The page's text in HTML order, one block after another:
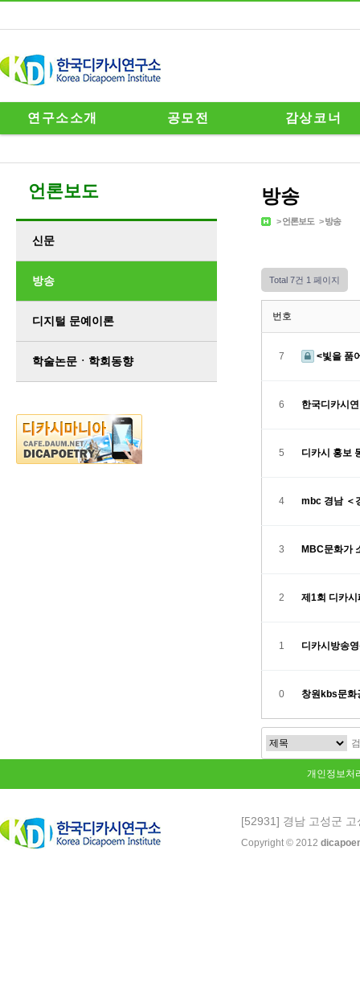
연구소소개 공모전 감상코너
방송
>언론보도 >방송
Total 7건 1 페이지
번호
7 <빛을 품
6 한국디카시
5 디카시 홍보
4 mbc 경남 ＜
3 MBC문화가
2 제1회 디카
1 디카시방송
0 창원kbs문화
언론보도
신문
방송
디지털 문예이론
학술논문ㆍ학회동향
개인정보처
[52931] 경남 고성군
Copyright © 2012